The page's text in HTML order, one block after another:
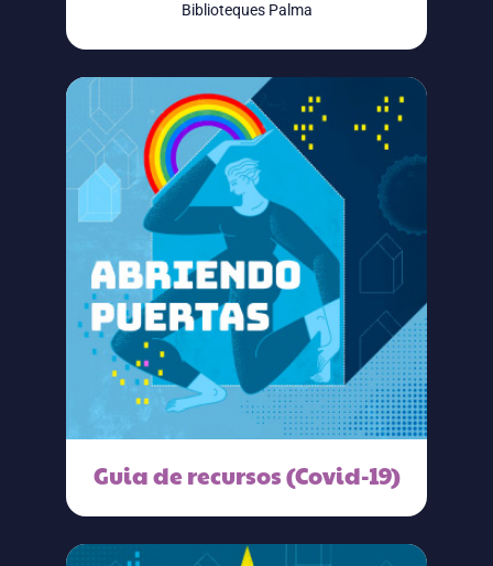
Biblioteques Palma
Guia de recursos (Covid-19)